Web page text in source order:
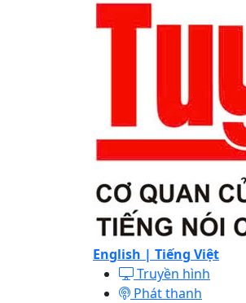
English | Tiếng Việt
Truyền hình
Phát thanh